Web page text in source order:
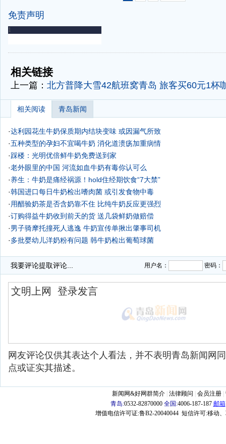
免责声明
-
相关链接
上一篇： 北方普降大雪42航班窝青岛 旅客买60元1杯
相关阅读 青岛新闻
·达利园花生牛奶保质期内结块变味 或因漏气所致
·五种类型的孕妇不宜喝牛奶 消化道溃疡加重病情
·踩楼：光明优倍鲜牛奶免费送到家
·老外眼里的中国 河流如血牛奶有毒你认可么
·养生：牛奶是痛经祸源！hold住经期饮食“7大禁”
·韩国进口每日牛奶检出嗜肉菌 或引发食物中毒
· 用醋验奶茶是否含奶靠不住 比纯牛奶反应更强烈
·订购得益牛奶收到前天的货 送几袋鲜奶做赔偿
·男子骑摩托撞死人逃逸 牛奶宣传单揪出肇事司机
·多批婴幼儿洋奶粉有问题 韩牛奶检出葡萄球菌
我要评论提取评论... 用户名： 密码：
网友评论仅供其表达个人看法，并不表明青岛新闻网
点或证实其描述。